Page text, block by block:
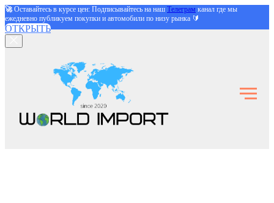
🚀Оставайтесь в курсе цен: Подписывайтесь на наш Телеграм канал где мы
ежедневно публикуем покупки и автомобили по низу рынка 🔰
ОТКРЫТЬ